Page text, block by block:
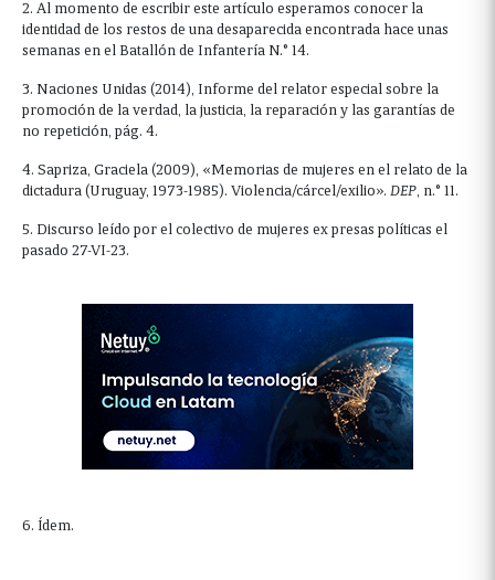
2. Al momento de escribir este artículo esperamos conocer la
identidad de los restos de una desaparecida encontrada hace unas
semanas en el Batallón de Infantería N.° 14.
3. Naciones Unidas (2014), Informe del relator especial sobre la
promoción de la verdad, la justicia, la reparación y las garantías de
no repetición, pág. 4.
4. Sapriza, Graciela (2009), «Memorias de mujeres en el relato de la
dictadura (Uruguay, 1973-1985). Violencia/cárcel/exilio». DEP , n.° 11.
5. Discurso leído por el colectivo de mujeres ex presas políticas el
pasado 27-VI-23.
6. Ídem.